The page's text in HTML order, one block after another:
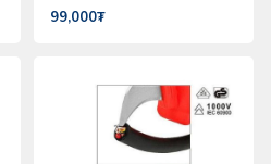
бахь Toptul DKAC2420
99,000₮